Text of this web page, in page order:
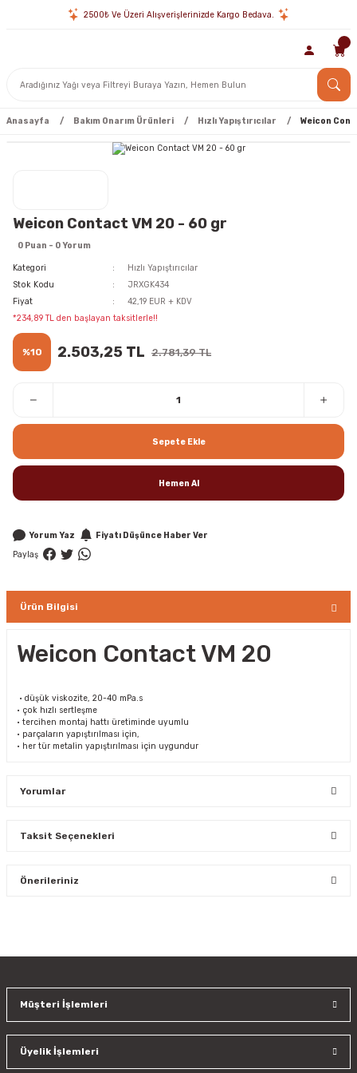
2500₺ Ve Üzeri Alışverişlerinizde Kargo Bedava.
Anasayfa Bakım Onarım Ürünleri Hızlı Yapıştırıcılar Weicon
Weicon Contact VM 20 - 60 gr
0 Puan - 0 Yorum
Kategori
Hızlı Yapıştırıcılar
Stok Kodu
JRXGK434
Fiyat
42,19 EUR + KDV
*234,89 TL den başlayan taksitlerle!!
%10 2.503,25 TL 2.781,39 TL
Sepete Ekle
Hemen Al
Yorum Yaz
Fiyatı Düşünce Haber Ver
Paylaş
Ürün Bilgisi
Weicon Contact VM 20
• düşük viskozite, 20-40 mPa.s
• çok hızlı sertleşme
• tercihen montaj hattı üretiminde uyumlu
• parçaların yapıştırılması için,
• her tür metalin yapıştırılması için uygundur
Yorumlar
Taksit Seçenekleri
Önerileriniz
Ürün resmi kalitesiz, bozuk veya görüntülenemiyor.
Ürün bilgilerinde hatalar bulunuyor.
Müşteri İşlemleri
Üyelik İşlemleri